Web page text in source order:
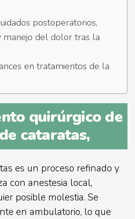
postoperatorios,
manejo del dolor tras la
en tratamientos de la
quirúrgico de
cataratas,
es un proceso refinado y
con anestesia local,
posible molestia. Se
en ambulatorio, lo que